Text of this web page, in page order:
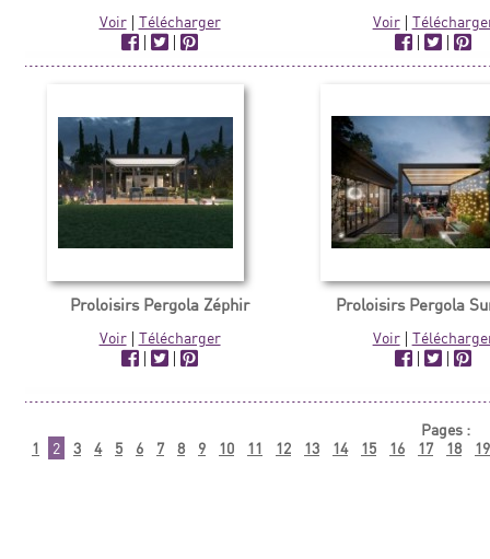
Voir| Télécharger
|
|
Voir|
|
|
Proloisirs Pergola Zéphir
Voir| Télécharger
|
|
Proloisirs Pergola
Voir|
|
|
Pages :
1
2 3 4 5 6 7 8 9 10 11 12 13 14 15 16 17 18 19